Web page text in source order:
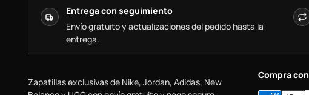
Entrega con seguimiento
Envío gratuito y actualizaciones del pedido hasta la
entrega.
Zapatillas exclusivas de Nike, Jordan, Adidas, New
Compra con